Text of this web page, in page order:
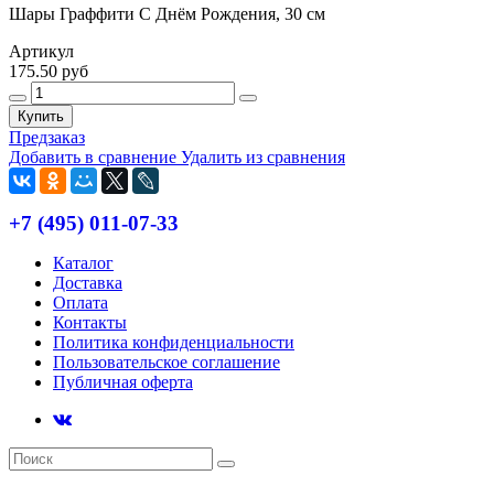
Шары Граффити С Днём Рождения, 30 см
Артикул
175.50 руб
Купить
Предзаказ
Добавить в сравнение Удалить из сравнения
+7 (495) 011-07-33
Каталог
Доставка
Оплата
Контакты
Политика конфиденциальности
Пользовательское соглашение
Публичная оферта